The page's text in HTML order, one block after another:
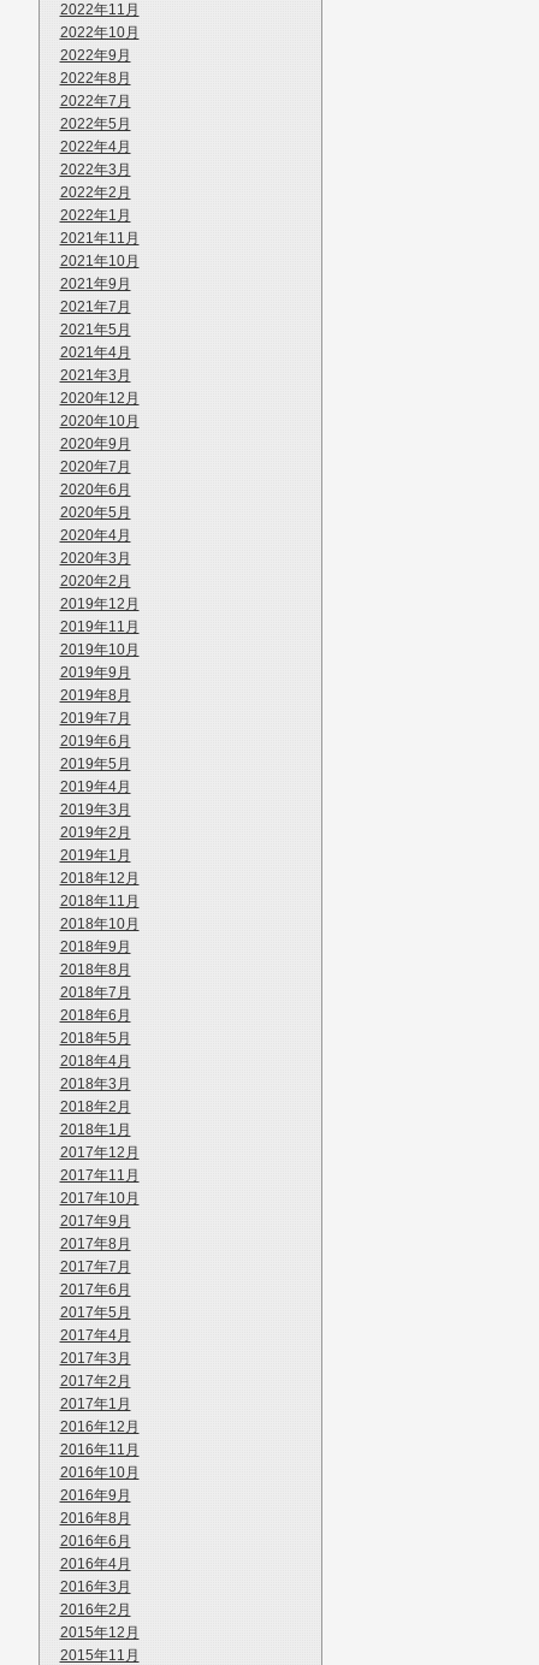
2022年11月
2022年10月
2022年9月
2022年8月
2022年7月
2022年5月
2022年4月
2022年3月
2022年2月
2022年1月
2021年11月
2021年10月
2021年9月
2021年7月
2021年5月
2021年4月
2021年3月
2020年12月
2020年10月
2020年9月
2020年7月
2020年6月
2020年5月
2020年4月
2020年3月
2020年2月
2019年12月
2019年11月
2019年10月
2019年9月
2019年8月
2019年7月
2019年6月
2019年5月
2019年4月
2019年3月
2019年2月
2019年1月
2018年12月
2018年11月
2018年10月
2018年9月
2018年8月
2018年7月
2018年6月
2018年5月
2018年4月
2018年3月
2018年2月
2018年1月
2017年12月
2017年11月
2017年10月
2017年9月
2017年8月
2017年7月
2017年6月
2017年5月
2017年4月
2017年3月
2017年2月
2017年1月
2016年12月
2016年11月
2016年10月
2016年9月
2016年8月
2016年6月
2016年4月
2016年3月
2016年2月
2015年12月
2015年11月